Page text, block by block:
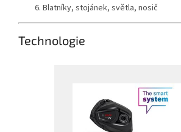
Blatníky, stojánek, světla, nosič
Technologie